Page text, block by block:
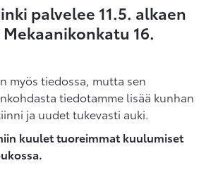
palvelee 11.5. alkaen
16.
myös tiedossa, mutta sen
tiedotamme lisää kunhan
ja uudet tukevasti auki.
kuulet tuoreimmat kuulumiset